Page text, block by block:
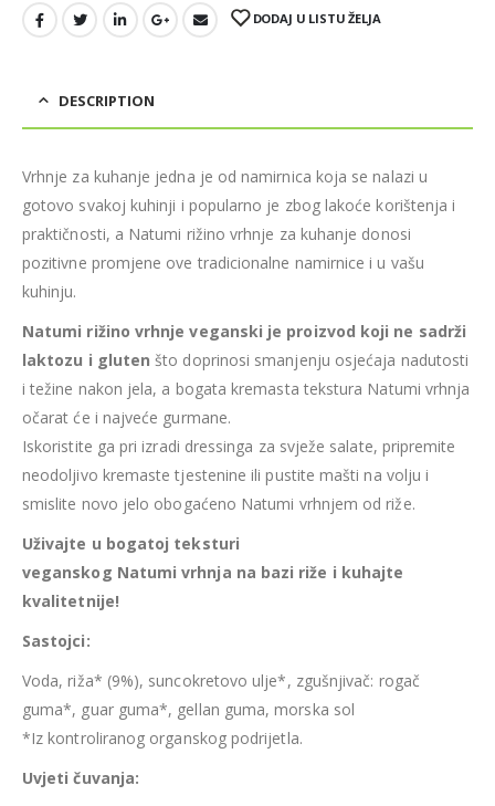
DODAJ U LISTU ŽELJA
DESCRIPTION
Vrhnje za kuhanje jedna je od namirnica koja se nalazi u
gotovo svakoj kuhinji i popularno je zbog lakoće korištenja i
praktičnosti, a Natumi rižino vrhnje za kuhanje donosi
pozitivne promjene ove tradicionalne namirnice i u vašu
kuhinju.
Natumi rižino vrhnje veganski je proizvod koji ne sadrži
laktozu i gluten što doprinosi smanjenju osjećaja nadutosti
i težine nakon jela, a bogata kremasta tekstura Natumi vrhnja
očarat će i najveće gurmane.
Iskoristite ga pri izradi dressinga za svježe salate, pripremite
neodoljivo kremaste tjestenine ili pustite mašti na volju i
smislite novo jelo obogaćeno Natumi vrhnjem od riže.
Uživajte u bogatoj teksturi
veganskog Natumi vrhnja na bazi riže i kuhajte
kvalitetnije!
Sastojci:
Voda, riža* (9%), suncokretovo ulje*, zgušnjivač: rogač
guma*, guar guma*, gellan guma, morska sol
*Iz kontroliranog organskog podrijetla.
Uvjeti čuvanja: